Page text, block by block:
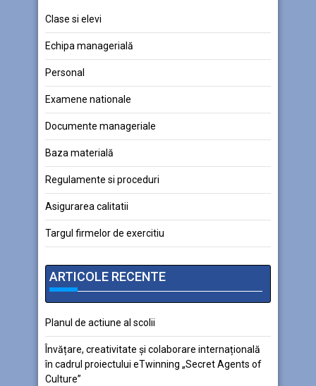
Clase si elevi
Echipa managerială
Personal
Examene nationale
Documente manageriale
Baza materială
Regulamente si proceduri
Asigurarea calitatii
Targul firmelor de exercitiu
ARTICOLE RECENTE
Planul de actiune al scolii
Învățare, creativitate și colaborare internațională
în cadrul proiectului eTwinning „Secret Agents of
Culture”